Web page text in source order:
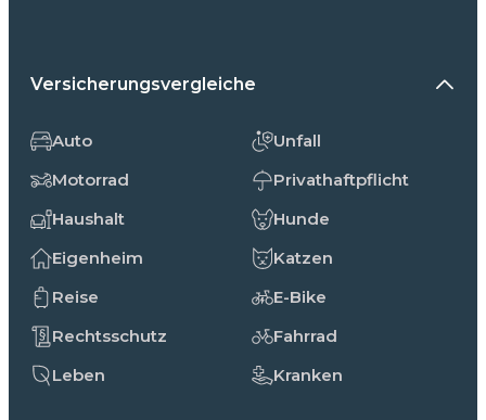
Versicherungsvergleiche
Auto
Motorrad
Haushalt
Eigenheim
Reise
Rechtsschutz
Leben
Unfall
Privathaftpflicht
Hunde
Katzen
E-Bike
Fahrrad
Kranken